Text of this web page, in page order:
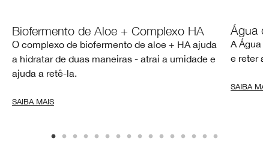
Biofermento de Aloe + Complexo HA
O complexo de biofermento de aloe + HA ajuda
a hidratar de duas maneiras - atrai a umidade e
ajuda a retê-la.
SAIBA MAIS
Água
A Água
e reter a
SAIBA